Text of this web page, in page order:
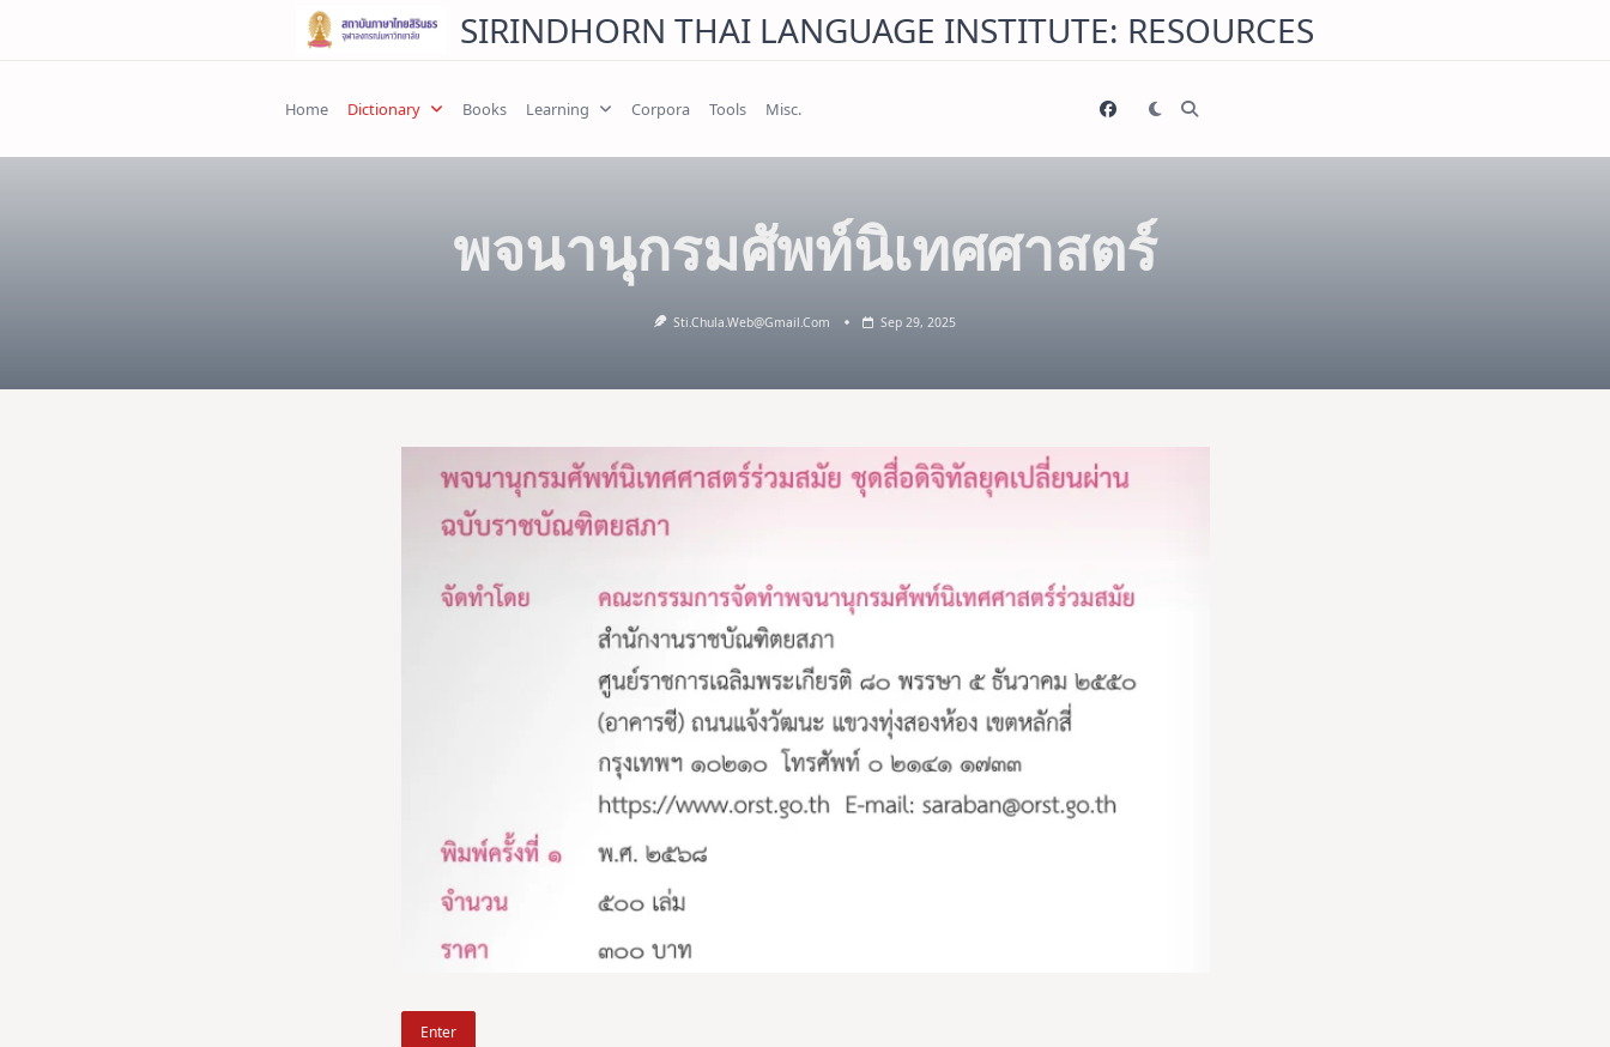
SIRINDHORN THAI LANGUAGE INSTITUTE: RESOURCES
Home Dictionary Books Learning Corpora Tools Misc.
พจนานุกรมศัพท์นิเทศศาสตร์
Sti.chula.web@gmail.com Sep 29, 2025
Enter